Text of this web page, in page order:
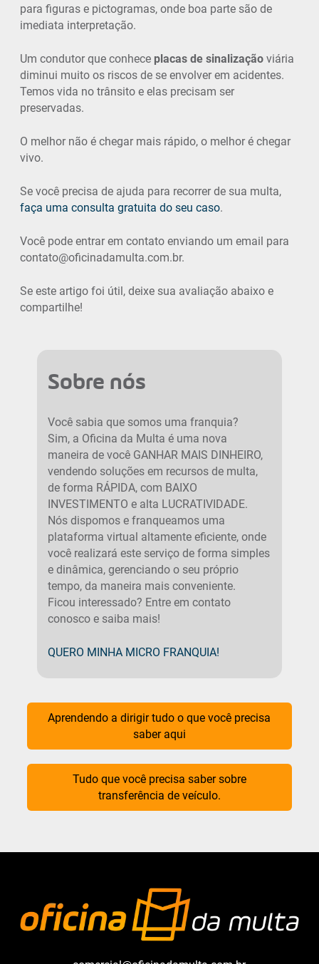
para figuras e pictogramas, onde boa parte são de
imediata interpretação.
Um condutor que conhece placas de sinalização viária
diminui muito os riscos de se envolver em acidentes.
Temos vida no trânsito e elas precisam ser
preservadas.
O melhor não é chegar mais rápido, o melhor é chegar
vivo.
Se você precisa de ajuda para recorrer de sua multa,
faça uma consulta gratuita do seu caso.
Você pode entrar em contato enviando um email para
contato@oficinadamulta.com.br.
Se este artigo foi útil, deixe sua avaliação abaixo e
compartilhe!
Sobre nós
Você sabia que somos uma franquia?
Sim, a Oficina da Multa é uma nova
maneira de você GANHAR MAIS DINHEIRO,
vendendo soluções em recursos de multa,
de forma RÁPIDA, com BAIXO
INVESTIMENTO e alta LUCRATIVIDADE.
Nós dispomos e franqueamos uma
plataforma virtual altamente eficiente, onde
você realizará este serviço de forma simples
e dinâmica, gerenciando o seu próprio
tempo, da maneira mais conveniente.
Ficou interessado? Entre em contato
conosco e saiba mais!
QUERO MINHA MICRO FRANQUIA!
Aprendendo a dirigir tudo o que você precisa
saber aqui
Tudo que você precisa saber sobre
transferência de veículo.